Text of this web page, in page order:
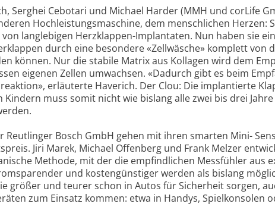
Serghei Cebotari und Michael Harder (MMH und corLife
Hochleistungsmaschine, dem menschlichen Herzen:
von langlebigen Herzklappen-Implantaten. Nun haben sie
durch eine besondere «Zellwäsche» komplett von
können. Nur die stabile Matrix aus Kollagen wird dem
eigenen Zellen umwachsen. «Dadurch gibt es beim
erläuterte Haverich. Der Clou: Die implantierte
Kindern muss somit nicht wie bislang alle zwei bis drei
Reutlinger Bosch GmbH gehen mit ihren smarten Mini-
Jiri Marek, Michael Offenberg und Frank Melzer
Methode, mit der die empfindlichen Messfühler aus
und kostengünstiger werden als bislang
größer und teurer schon in Autos für Sicherheit sorgen,
zum Einsatz kommen: etwa in Handys, Spielkonsolen